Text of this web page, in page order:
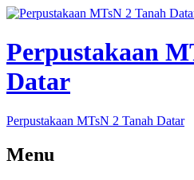
Perpustakaan
Datar
Perpustakaan MTsN 2 Tanah Datar
Menu